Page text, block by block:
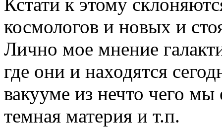
космологов и новых и
Лично мое мнение
где они и находятся
вакууме из нечто чего
темная материя и т.п.